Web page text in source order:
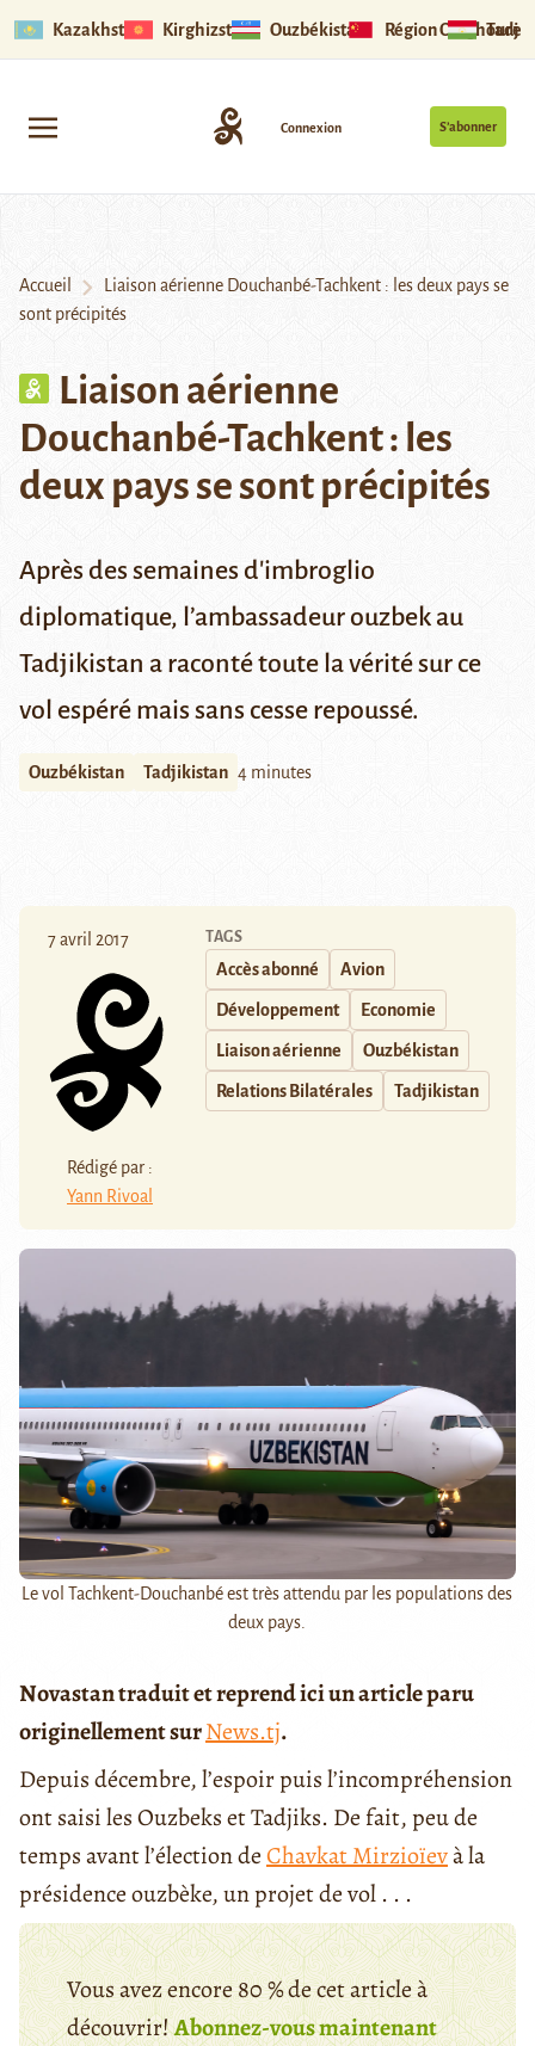
Kazakhstan Kirghizstan Ouzbékistan Région Ouïghoure
S’abonner
Connexion
Accueil
Liaison aérienne Douchanbé-Tachkent : les deux pays se
sont précipités
Liaison aérienne
Douchanbé-Tachkent : les
deux pays se sont précipités
Après des semaines d'imbroglio
diplomatique, l’ambassadeur ouzbek au
Tadjikistan a raconté toute la vérité sur ce
vol espéré mais sans cesse repoussé.
Ouzbékistan Tadjikistan 4 minutes
7 avril 2017
Rédigé par :
Yann Rivoal
TAGS
Accès abonné Avion
Développement Economie
Liaison aérienne Ouzbékistan
Relations Bilatérales Tadjikistan
Le vol Tachkent-Douchanbé est très attendu par les populations des
deux pays.
Novastan traduit et reprend ici un article paru
originellement surNews.tj.
Depuis décembre, l’espoir puis l’incompréhension
ont saisi les Ouzbeks et Tadjiks. De fait, peu de
temps avant l’élection deChavkat Mirzioïevà la
présidence ouzbèke, un projet de vol . . .
Vous avez encore 80 % de cet article à
découvrir!Abonnez-vous maintenant